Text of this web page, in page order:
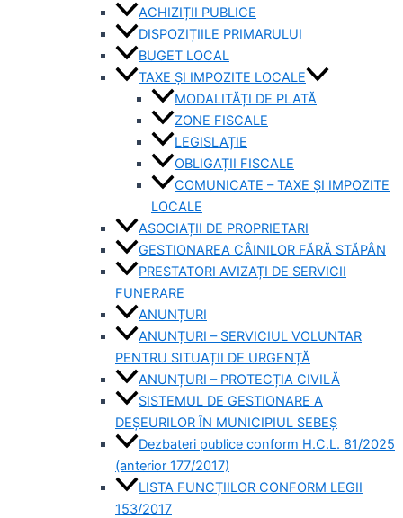
ACHIZIȚII PUBLICE
DISPOZIȚIILE PRIMARULUI
BUGET LOCAL
TAXE ȘI IMPOZITE LOCALE
MODALITĂȚI DE PLATĂ
ZONE FISCALE
LEGISLAȚIE
OBLIGAȚII FISCALE
COMUNICATE – TAXE ȘI IMPOZITE
LOCALE
ASOCIAȚII DE PROPRIETARI
GESTIONAREA CÂINILOR FĂRĂ STĂPÂN
PRESTATORI AVIZAȚI DE SERVICII
FUNERARE
ANUNȚURI
ANUNȚURI – SERVICIUL VOLUNTAR
PENTRU SITUAȚII DE URGENȚĂ
ANUNȚURI – PROTECȚIA CIVILĂ
SISTEMUL DE GESTIONARE A
DEȘEURILOR ÎN MUNICIPIUL SEBEȘ
Dezbateri publice conform H.C.L. 81/2025
(anterior 177/2017)
LISTA FUNCȚIILOR CONFORM LEGII
153/2017